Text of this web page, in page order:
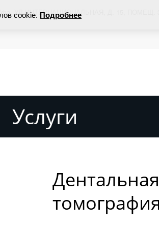
, УЛ ИНТЕРНАЦИОНАЛЬНАЯ, Д. 15, ПОМЕЩ.
Услуги
томография
cookie. Подробнее